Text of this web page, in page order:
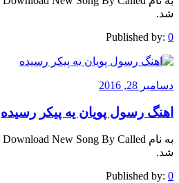
شد.
Published by: 0
دسامبر 28, 2016
اهنگ رسول پویان یه پیکر رسیده
شد.
Published by: 0